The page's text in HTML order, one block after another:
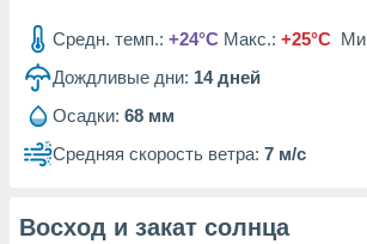
данных
Средн. темп.: +24°C Макс.: +25°C
Дождливые дни: 14дней
Осадки: 68 мм
Средняя скорость ветра: 7 м/с
Восход и закат солнца